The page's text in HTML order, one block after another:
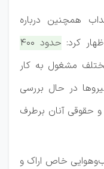
همچنین درباره
کرد:
حدود ۴۰۰
مشغول به کار
در حال بررسی
حقوقی آنان برطرف
خاص اراک و